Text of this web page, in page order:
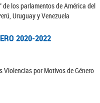
los parlamentos de América del
Uruguay y Venezuela
2020-2022
Violencias por Motivos de Género